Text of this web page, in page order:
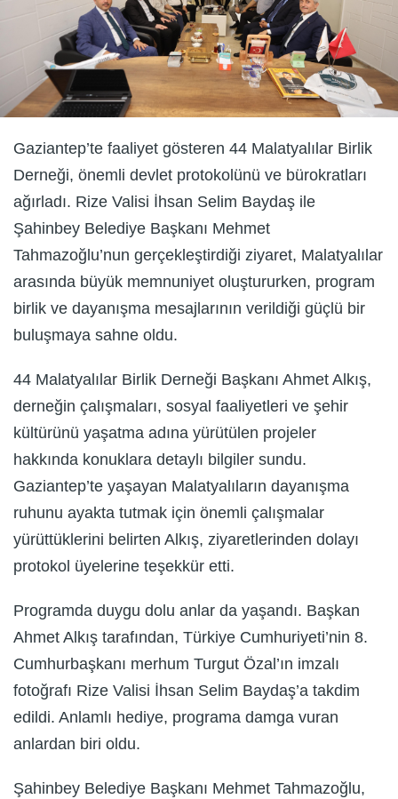
Gaziantep’te faaliyet gösteren 44 Malatyalılar Birlik
Derneği, önemli devlet protokolünü ve bürokratları
ağırladı. Rize Valisi İhsan Selim Baydaş ile
Şahinbey Belediye Başkanı Mehmet
Tahmazoğlu’nun gerçekleştirdiği ziyaret, Malatyalılar
arasında büyük memnuniyet oluştururken, program
birlik ve dayanışma mesajlarının verildiği güçlü bir
buluşmaya sahne oldu.
44 Malatyalılar Birlik Derneği Başkanı Ahmet Alkış,
derneğin çalışmaları, sosyal faaliyetleri ve şehir
kültürünü yaşatma adına yürütülen projeler
hakkında konuklara detaylı bilgiler sundu.
Gaziantep’te yaşayan Malatyalıların dayanışma
ruhunu ayakta tutmak için önemli çalışmalar
yürüttüklerini belirten Alkış, ziyaretlerinden dolayı
protokol üyelerine teşekkür etti.
Programda duygu dolu anlar da yaşandı. Başkan
Ahmet Alkış tarafından, Türkiye Cumhuriyeti’nin 8.
Cumhurbaşkanı merhum Turgut Özal’ın imzalı
fotoğrafı Rize Valisi İhsan Selim Baydaş’a takdim
edildi. Anlamlı hediye, programa damga vuran
anlardan biri oldu.
Şahinbey Belediye Başkanı Mehmet Tahmazoğlu,